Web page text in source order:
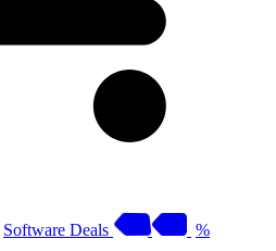
Software Deals %